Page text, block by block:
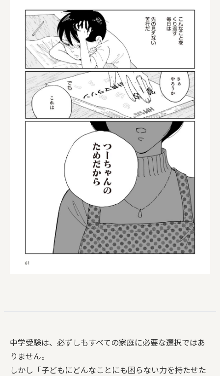
中学受験は、必ずしもすべての家庭に必要な選択ではあ
りません。
しかし「子どもにどんなことにも困らない力を持たせた